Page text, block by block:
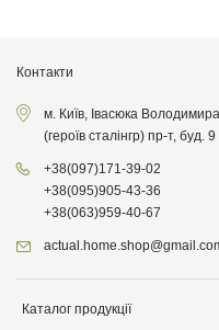
Контакти
м. Київ, Івасюка Володимира
(героїв сталінгр) пр-т, буд. 9
+38(097)171-39-02
+38(095)905-43-36
+38(063)959-40-67
Каталог продукції